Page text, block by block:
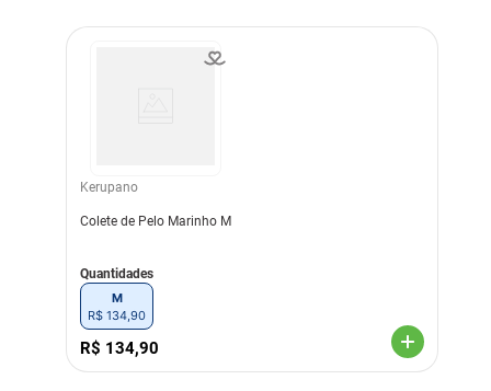
Kerupano
Colete de Pelo Marinho M
Quantidades
M
R$ 134 90
R$ 134,90